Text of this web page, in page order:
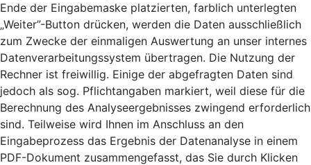
Ende der Eingabemaske platzierten, farblich unterlegten
„Weiter”-Button drücken, werden die Daten ausschließlich
zum Zwecke der einmaligen Auswertung an unser internes
Datenverarbeitungssystem übertragen. Die Nutzung der
Rechner ist freiwillig. Einige der abgefragten Daten sind
jedoch als sog. Pflichtangaben markiert, weil diese für die
Berechnung des Analyseergebnisses zwingend erforderlich
sind. Teilweise wird Ihnen im Anschluss an den
Eingabeprozess das Ergebnis der Datenanalyse in einem
PDF-Dokument zusammengefasst, das Sie durch Klicken